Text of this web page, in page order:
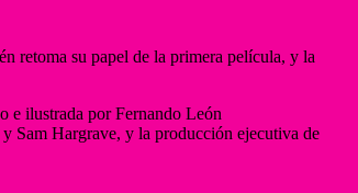
retoma su papel de la primera película, y la
e ilustrada por Fernando León
Sam Hargrave, y la producción ejecutiva de